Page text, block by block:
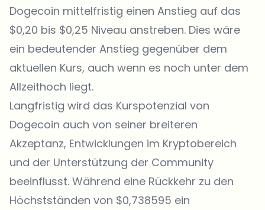
Dogecoin mittelfristig einen Anstieg auf das
$0,20 bis $0,25 Niveau anstreben. Dies wäre
ein bedeutender Anstieg gegenüber dem
aktuellen Kurs, auch wenn es noch unter dem
Allzeithoch liegt.
Langfristig wird das Kurspotenzial von
Dogecoin auch von seiner breiteren
Akzeptanz, Entwicklungen im Kryptobereich
und der Unterstützung der Community
beeinflusst. Während eine Rückkehr zu den
Höchstständen von $0,738595 ein